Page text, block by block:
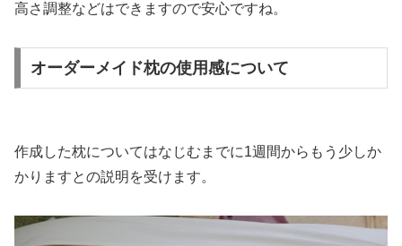
高さ調整などはできますので安心ですね。
オーダーメイド枕の使用感について
作成した枕についてはなじむまでに1週間からもう少しか
かりますとの説明を受けます。